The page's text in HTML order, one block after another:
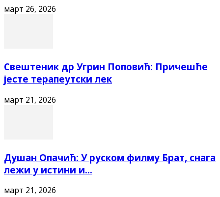
март 26, 2026
Свештеник др Угрин Поповић: Причешће
јесте терапеутски лек
март 21, 2026
Душан Опачић: У руском филму Брат, снага
лежи у истини и...
март 21, 2026